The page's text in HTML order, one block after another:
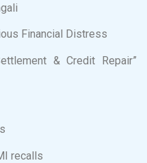
Financial Distress
& Credit Repair”
recalls